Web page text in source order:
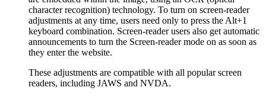
character recognition) technology. To turn on screen-reader
adjustments at any time, users need only to press the Alt+1
keyboard combination. Screen-reader users also get automatic
announcements to turn the Screen-reader mode on as soon as
they enter the website.
These adjustments are compatible with all popular screen
readers, including JAWS and NVDA.